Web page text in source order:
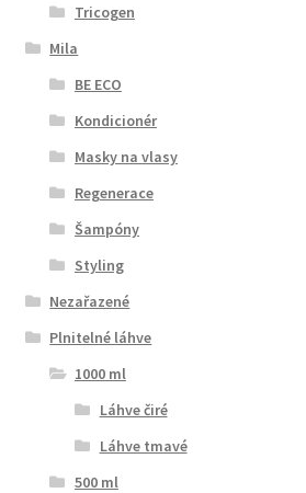
Tricogen
Mila
BE ECO
Kondicionér
Masky na vlasy
Regenerace
Šampóny
Styling
Nezařazené
Plnitelné láhve
1000 ml
Láhve čiré
Láhve tmavé
500 ml